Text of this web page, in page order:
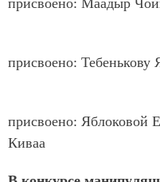
присвоено: Маадыр
2
присвоено: Тебенькову
3
присвоено: Яблоковой